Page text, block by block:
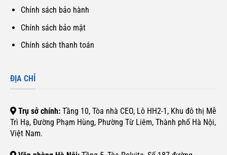
Chính sách bảo hành
Chính sách bảo mật
Chính sách thanh toán
ĐỊA CHỈ
Trụ sở chính: Tầng 10, Tòa nhà CEO, Lô HH2-1, Khu đô thị Mễ
Trì Hạ, Đường Phạm Hùng, Phường Từ Liêm, Thành phố Hà Nội,
Việt Nam.